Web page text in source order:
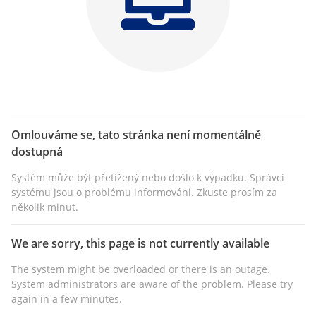
Omlouváme se, tato stránka není momentálně
dostupná
Systém může být přetížený nebo došlo k výpadku. Správci
systému jsou o problému informováni. Zkuste prosím za
několik minut.
We are sorry, this page is not currently available
The system might be overloaded or there is an outage.
System administrators are aware of the problem. Please try
again in a few minutes.